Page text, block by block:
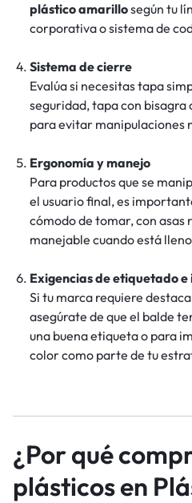
plástico amarillosegún tu
corporativa o sistema de
Sistema de cierre
Evalúa si necesitas tapa
seguridad, tapa con bisagra
para evitar manipulaciones
Ergonomía y manejo
Para productos que se
el usuario final, es
cómodo de tomar, con asas
manejable cuando está
Exigencias de etiquetado e
Si tu marca requiere
asegúrate de que el balde
una buena etiqueta o para
color como parte de tu
¿Por qué
plásticos en